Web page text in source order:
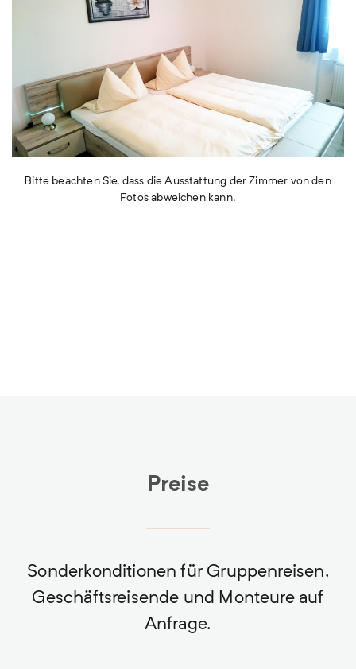
Bitte beachten Sie, dass die Ausstattung der Zimmer von den
Fotos abweichen kann.
Preise
Sonderkonditionen für Gruppenreisen,
Geschäftsreisende und Monteure auf
Anfrage.